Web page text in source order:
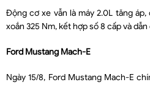
Động cơ xe vẫn là máy 2.0L tăng
xoắn 325 Nm, kết hợp số 8 cấp và
Ford Mustang Mach-E
Ngày 15/8, Ford Mustang Mach-E